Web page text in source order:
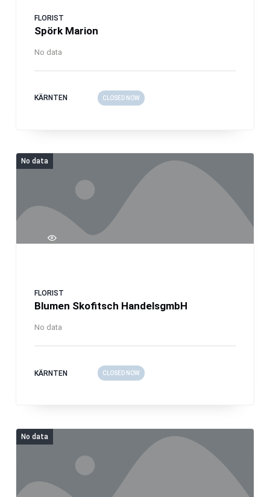
FLORIST
Spörk Marion
No data
KÄRNTEN CLOSED NOW
No data
FLORIST
Blumen Skofitsch HandelsgmbH
No data
KÄRNTEN CLOSED NOW
No data